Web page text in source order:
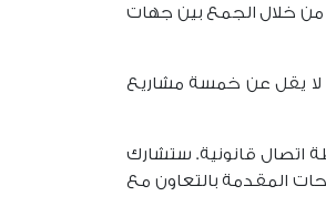
خلال الجمع بين جهات
لا يقل عن خمسة مشاريع
اتصال قانونية. ستشارك
المقدمة بالتعاون مع